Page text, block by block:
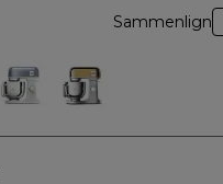
Sammenlign